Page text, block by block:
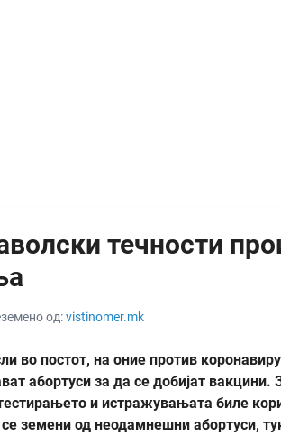
течности
од:vistinomer.mk
во постот, на оние против
абортуси за да се добијат вакцини.
и истражувањата биле
земени од неодамнешни абортуси,